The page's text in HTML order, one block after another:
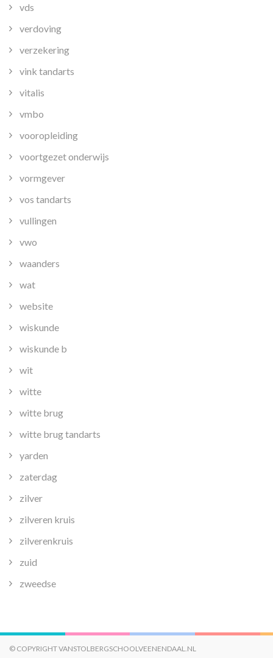
vds
verdoving
verzekering
vink tandarts
vitalis
vmbo
vooropleiding
voortgezet onderwijs
vormgever
vos tandarts
vullingen
vwo
waanders
wat
website
wiskunde
wiskunde b
wit
witte
witte brug
witte brug tandarts
yarden
zaterdag
zilver
zilveren kruis
zilverenkruis
zuid
zweedse
© COPYRIGHT VANSTOLBERGSCHOOLVEENENDAAL.NL